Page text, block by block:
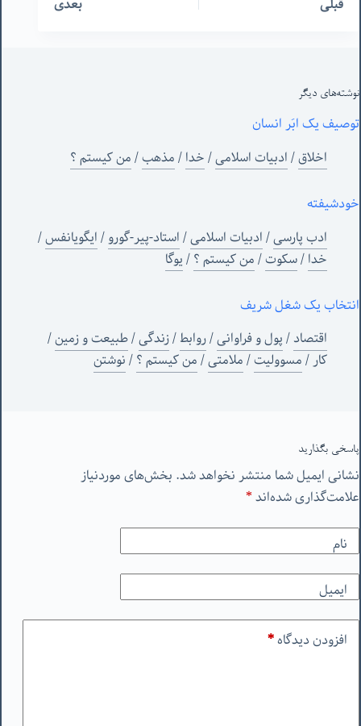
قبلی بعدی
نوشته‌های‌ دیگر
توصیف یک ابَر انسان
اخلاق/ادبیات اسلامی/خدا/مذهب/من‌ کیستم ؟
خودشیفته
ادب پارسی/ادبیات اسلامی/استاد-پیر-گورو/ایگویانفس/
خدا/سکوت/من‌ کیستم ؟/یوگا
انتخاب یک شغل شریف
اقتصاد/پول و فراوانی/روابط/زندگی/طبیعت و زمین/
کار/مسوولیت/ملامتی/من‌ کیستم ؟/نوشتن
پاسخی بگذارید
نشانی ایمیل شما منتشر نخواهد شد. بخش‌های موردنیاز
علامت‌گذاری شده‌اند*
نام
ایمیل
افزودن دیدگاه*